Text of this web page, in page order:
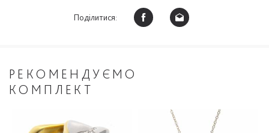
Поділитися:
РЕКОМЕНДУЄМО
КОМПЛЕКТ